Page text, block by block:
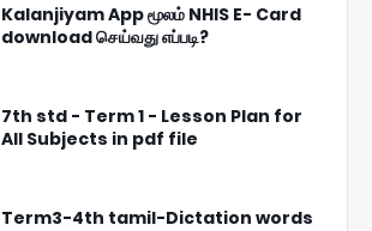
Kalanjiyam App மூலம் NHIS E- Card
download செய்வது எப்படி?
7th std - Term 1 - Lesson Plan for
All Subjects in pdf file
Term3-4th tamil-Dictation words